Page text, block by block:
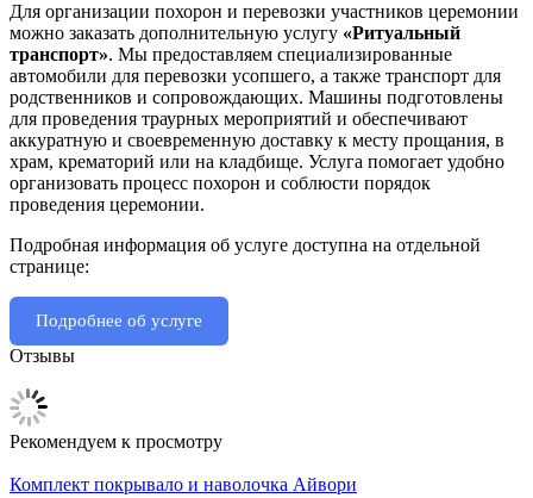
Для организации похорон и перевозки участников церемонии
можно заказать дополнительную услугу «Ритуальный
транспорт». Мы предоставляем специализированные
автомобили для перевозки усопшего, а также транспорт для
родственников и сопровождающих. Машины подготовлены
для проведения траурных мероприятий и обеспечивают
аккуратную и своевременную доставку к месту прощания, в
храм, крематорий или на кладбище. Услуга помогает удобно
организовать процесс похорон и соблюсти порядок
проведения церемонии.
Подробная информация об услуге доступна на отдельной
странице:
Подробнее об услуге
Отзывы
Рекомендуем к просмотру
Комплект покрывало и наволочка Айвори